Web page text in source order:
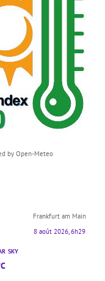
by Open-Meteo
Frankfurt am Main
8 août 2026, 6h29
sky